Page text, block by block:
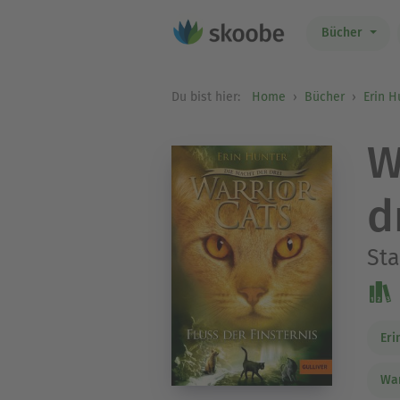
Bücher
Du bist hier: Home Bücher Erin